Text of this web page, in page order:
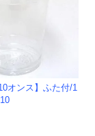
オンス】ふた付/1